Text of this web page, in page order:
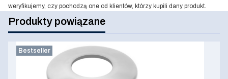
weryfikujemy, czy pochodzą one od klientów, którzy kupili dany produkt.
Produkty powiązane
Bestseller